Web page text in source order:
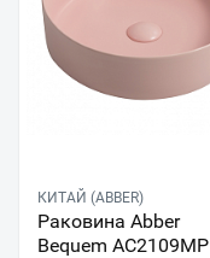
КИТАЙ (ABBER)
Раковина Abber
Bequem AC2109MP